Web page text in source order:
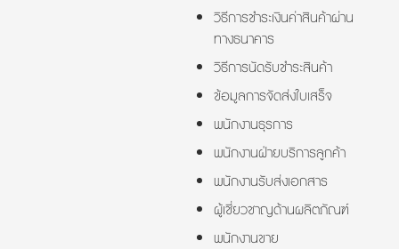
วิธีการชำระเงินค่าสินค้าผ่าน
ทางธนาคาร
วิธีการนัดรับชำระสินค้า
ข้อมูลการจัดส่งใบเสร็จ
พนักงานธุรการ
พนักงานฝ่ายบริการลูกค้า
พนักงานรับส่งเอกสาร
ผู้เชี่ยวชาญด้านผลิตภัณฑ์
พนักงานขาย